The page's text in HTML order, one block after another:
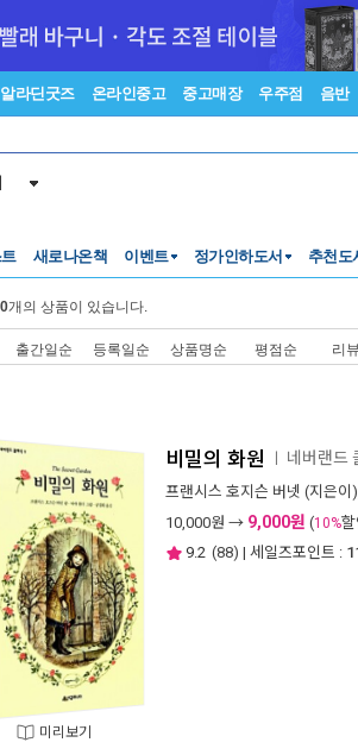
알라딘굿즈 온라인중고 중고매장 우주점 음반
새로나온책 이벤트 정가인하도서 추천도
개의 상품이 있습니다.
출간일순 등록일순 상품명순 평점순 리
미리보기
비밀의 화원 네버랜드
프랜시스 호지슨 버넷 (지은이
10,000원 → 9,000원 (10%할
9.2 (88) | 세일즈포인트 :